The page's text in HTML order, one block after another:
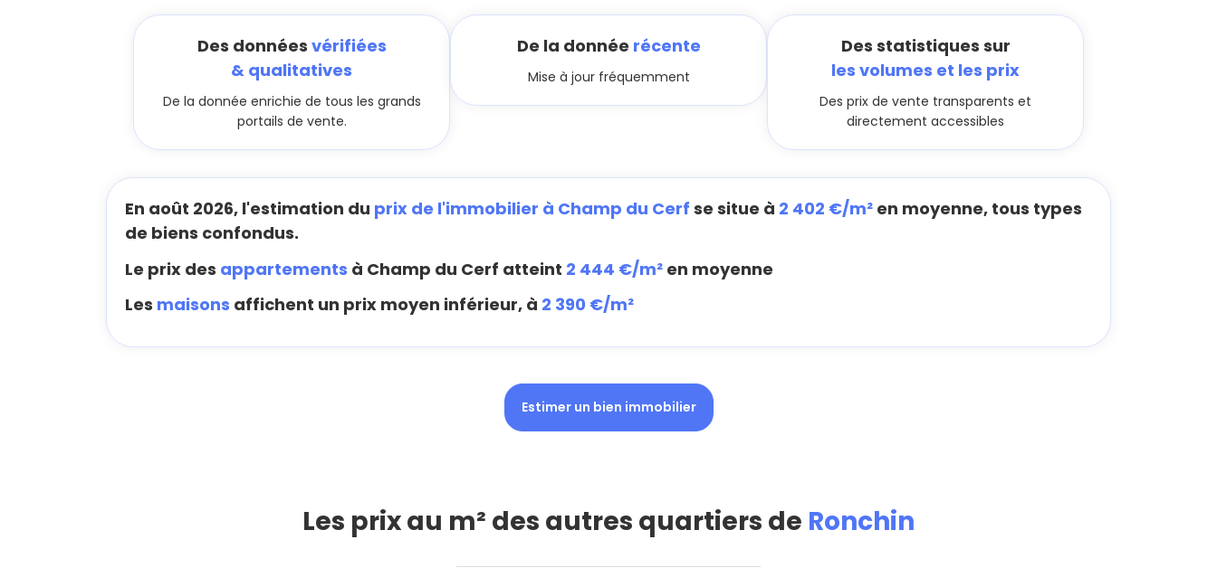
Des données vérifiées
& qualitatives
De la donnée enrichie de tous les grands
portails de vente.
De la donnée récente
Mise à jour fréquemment
Des statistiques sur
les volumes et les prix
Des prix de vente transparents et
directement accessibles
En août 2026, l'estimation du prix de l'immobilier à Champ du Cerf se situe à 2 402 €/m² en moyenne, tous types
de biens confondus.
Le prix des appartements à Champ du Cerf atteint 2 444 €/m² en moyenne
Les maisons affichent un prix moyen inférieur, à 2 390 €/m²
Estimer un bien immobilier
Les prix au m² des autres quartiers de Ronchin